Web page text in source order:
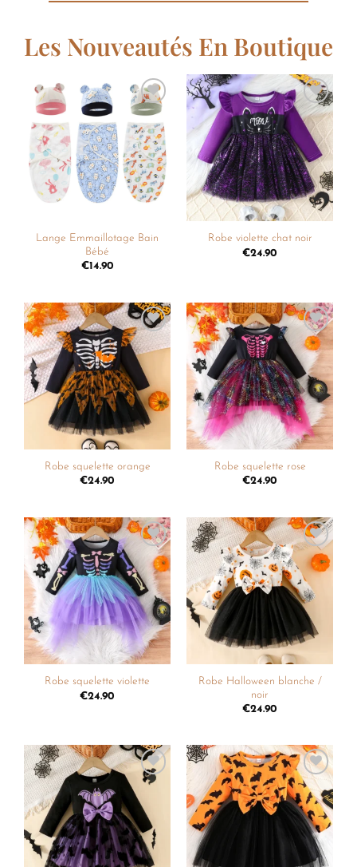
Les Nouveautés En Boutique
Ajouter
à la
liste de
souhaits
Lange Emmaillotage Bain
Bébé
€14.90
Ajouter
à la
liste de
souhaits
Robe violette chat noir
€24.90
Ajouter
à la
liste de
souhaits
Robe squelette orange
€24.90
Ajouter
à la
liste de
souhaits
Robe squelette rose
€24.90
Ajouter
à la
liste de
souhaits
Robe squelette violette
€24.90
Ajouter
à la
liste de
souhaits
Robe Halloween blanche /
noir
€24.90
Ajouter
liste de
souhaits
Ajouter
à la
liste de
souhaits